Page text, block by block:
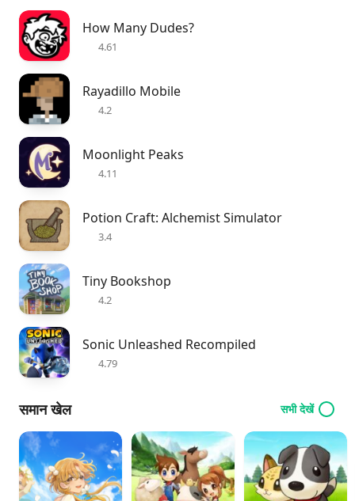
How Many Dudes?
4.61
Rayadillo Mobile
4.2
Moonlight Peaks
4.11
Potion Craft: Alchemist Simulator
3.4
Tiny Bookshop
4.2
Sonic Unleashed Recompiled
4.79
समान खेल सभी देखें